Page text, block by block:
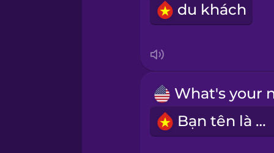
Irish
Italian
du khách
Bạn tên là gì?